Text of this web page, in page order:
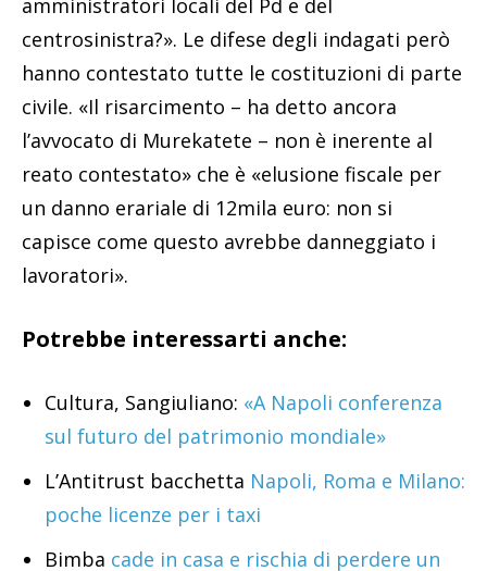
amministratori locali del Pd e del
centrosinistra?». Le difese degli indagati però
hanno contestato tutte le costituzioni di parte
civile. «Il risarcimento – ha detto ancora
l’avvocato di Murekatete – non è inerente al
reato contestato» che è «elusione fiscale per
un danno erariale di 12mila euro: non si
capisce come questo avrebbe danneggiato i
lavoratori».
Potrebbe interessarti anche:
Cultura, Sangiuliano: «A Napoli conferenza
sul futuro del patrimonio mondiale»
L’Antitrust bacchetta Napoli, Roma e Milano:
poche licenze per i taxi
Bimba cade in casa e rischia di perdere un